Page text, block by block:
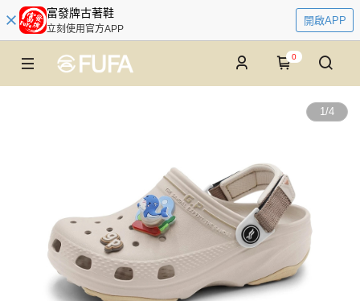
富發牌古著鞋
立刻使用官方APP
開啟APP
0
1/4